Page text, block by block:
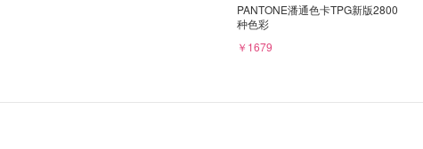
PANTONE潘通色卡TPG新版2800
种色彩
￥1679